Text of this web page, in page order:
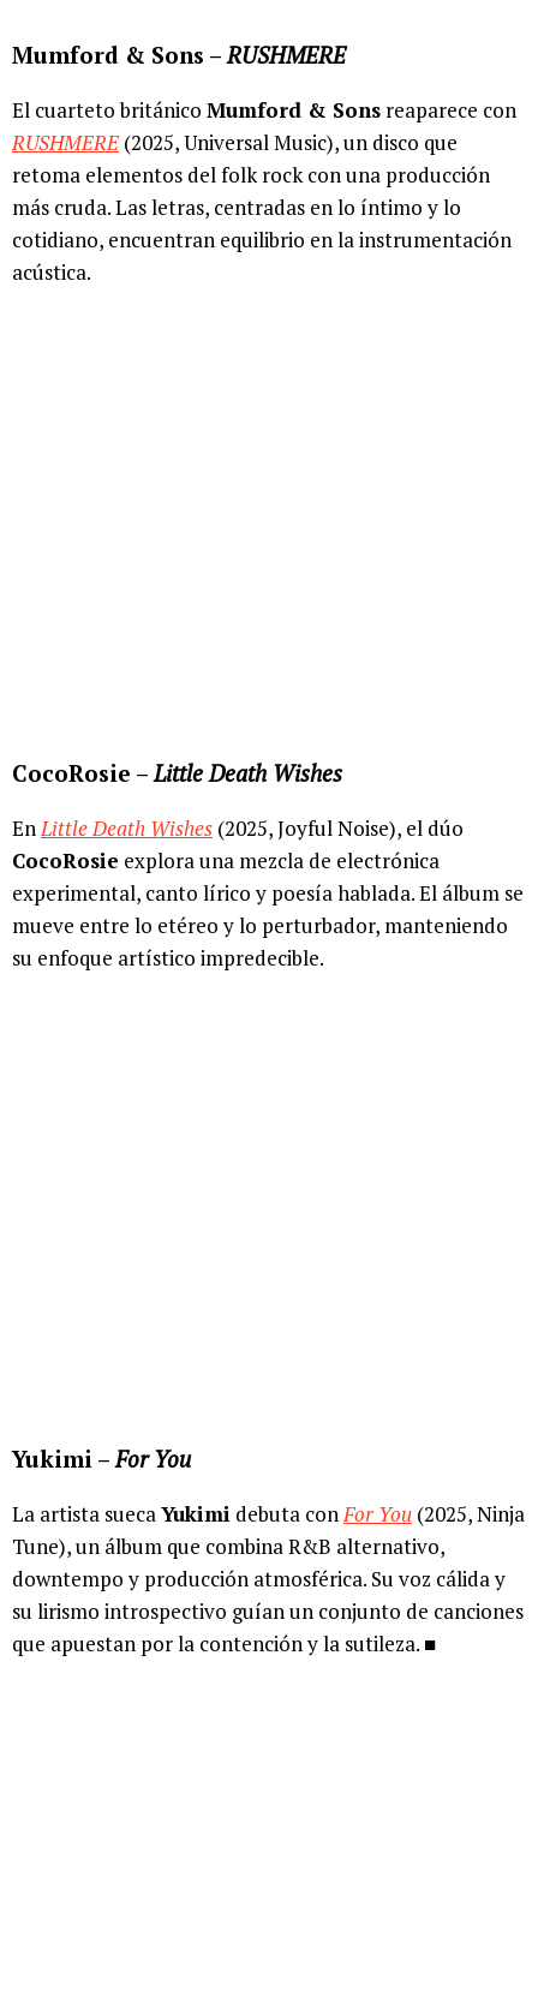
Mumford & Sons –RUSHMERE
El cuarteto británico Mumford & Sons reaparece con
RUSHMERE (2025, Universal Music), un disco que
retoma elementos del folk rock con una producción
más cruda. Las letras, centradas en lo íntimo y lo
cotidiano, encuentran equilibrio en la instrumentación
acústica.
CocoRosie –Little Death Wishes
EnLittle Death Wishes (2025, Joyful Noise), el dúo
CocoRosie explora una mezcla de electrónica
experimental, canto lírico y poesía hablada. El álbum se
mueve entre lo etéreo y lo perturbador, manteniendo
su enfoque artístico impredecible.
Yukimi –For You
La artista suecaYukimi debuta conFor You (2025, Ninja
Tune), un álbum que combina R&B alternativo,
downtempo y producción atmosférica. Su voz cálida y
su lirismo introspectivo guían un conjunto de canciones
que apuestan por la contención y la sutileza. ■